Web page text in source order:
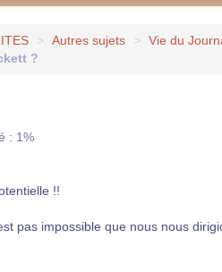
> Autres sujets > Vie du
?
: 1%
!!
pas impossible que nous nous